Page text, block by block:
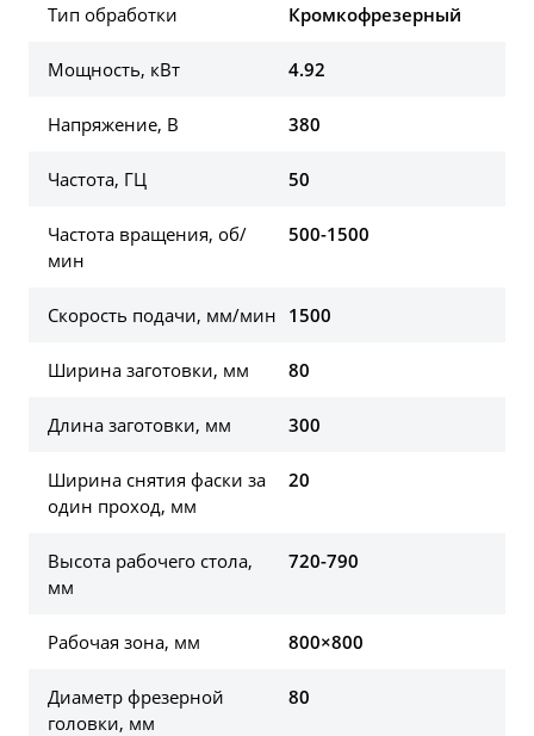
Тип обработки Кромкофрезерный
Мощность, кВт 4.92
Напряжение, В 380
Частота, ГЦ 50
Частота вращения, об/
мин
500-1500
Скорость подачи, мм/мин 1500
Ширина заготовки, мм 80
Длина заготовки, мм 300
Ширина снятия фаски за
один проход, мм
20
Высота рабочего стола,
мм
720-790
Рабочая зона, мм 800×800
Диаметр фрезерной
головки, мм
80